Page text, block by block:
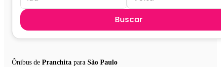
Buscar
Ônibus de Pranchita para São Paulo